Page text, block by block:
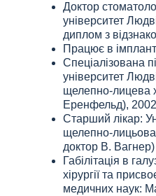
Доктор
університет
диплом з
Працює в
Спеціалізована
університет
щелепно-лицева
Еренфельд),
Старший лікар:
щелепно-лицьова
доктор В.
Габілітація в
хірургії та
медичних наук: